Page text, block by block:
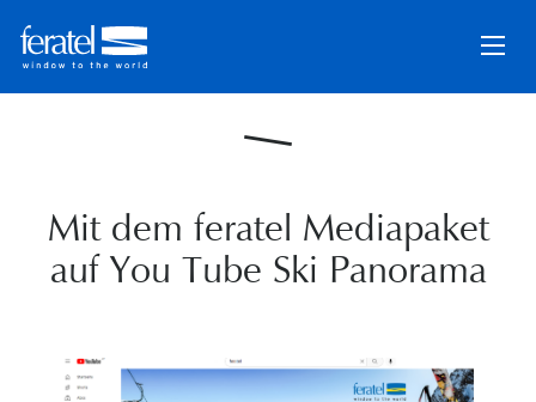
Mit dem feratel Mediapaket
auf You Tube Ski Panorama